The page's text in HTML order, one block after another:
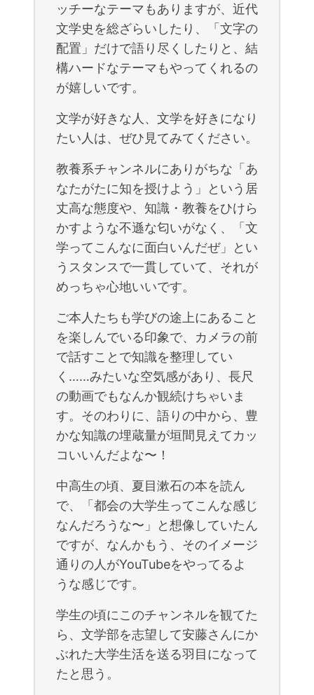
ッチーなテーマもありますが、近代
文学史を総ざらいしたり、「文字の
配置」だけで語り尽くしたりと、結
構ハードなテーマもやってくれるの
が嬉しいです。
文学が好きな人、文学を好きになり
たい人は、ぜひ見てみてください。
教養系チャンネルにありがちな「あ
なたがたに知を授けよう」という居
丈高な態度や、知識・教養をひけら
かすような不遜な匂いがなく、「文
学ってこんなに面白いんだぜ」とい
うスタンスで一貫していて、それが
めっちゃ心地いいです。
ご本人たちも学びの途上にあること
を楽しんでいる印象で、カメラの前
で話すことで知識を整理してい
く……みたいな空気感があり、長尺
の動画でもなんか観続けちゃいま
す。そのわりに、語りの中から、豊
かな知識の埋蔵量が垣間見えてカッ
コいいんだよな〜！
中高生の頃、夏目漱石の本を読ん
で、「都会の大学生ってこんな感じ
なんだろうな〜」と想像していたん
ですが、なんかもう、そのイメージ
通りの人がYouTubeをやってるよ
うな感じです。
学生の頃にこのチャンネルを観てた
ら、文学部を志望して安藤さんにか
ぶれた大学生活を送る羽目になって
たと思う。